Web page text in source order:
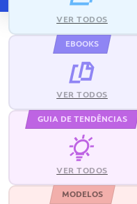
VER TODOS
EBOOKS
VER TODOS
GUIA DE TENDÊNCIAS
VER TODOS
MODELOS